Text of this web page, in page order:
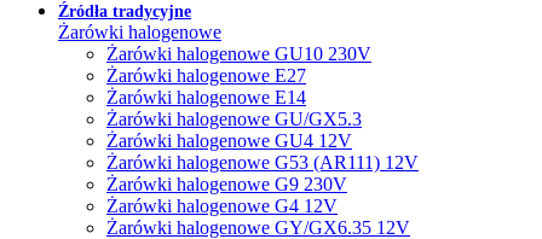
Źródła tradycyjne
Żarówki halogenowe
Żarówki halogenowe GU10 230V
Żarówki halogenowe E27
Żarówki halogenowe E14
Żarówki halogenowe GU/GX5.3
Żarówki halogenowe GU4 12V
Żarówki halogenowe G53 (AR111) 12V
Żarówki halogenowe G9 230V
Żarówki halogenowe G4 12V
Żarówki halogenowe GY/GX6.35 12V